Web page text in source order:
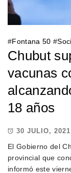
#Fontana 50 #
Chubut
vacunas
18 años
30 JULIO, 2021
El Gobierno del
provincial que
informó este